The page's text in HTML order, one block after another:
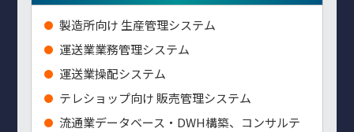
製造所向け 生産管理システム
運送業業務管理システム
運送業操配システム
テレショップ向け 販売管理システム
流通業データベース・DWH構築、コンサルテ